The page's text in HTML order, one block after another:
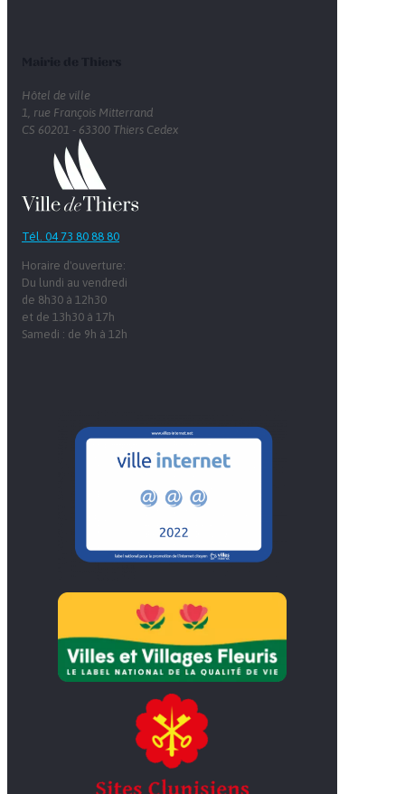
Hôtel de ville
1, rue François Mitterrand
CS 60201 - 63300 Thiers Cedex
Tél. 04 73 80 88 80
Horaire d'ouverture:
Du lundi au vendredi
de 8h30 à 12h30
et de 13h30 à 17h
Samedi : de 9h à 12h